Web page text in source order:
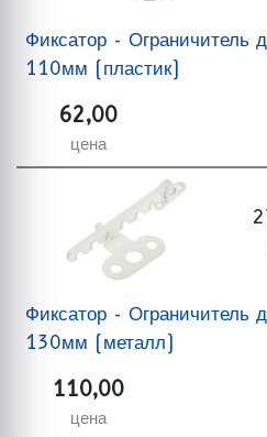
Фиксатор - Ограничитель
110мм (пластик)
62,00
цена
Фиксатор - Ограничитель
130мм (металл)
110,00
цена